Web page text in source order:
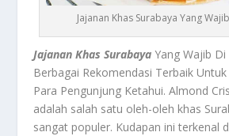
Jajanan Khas Surabaya Yang
Jajanan Khas Surabaya Yang Wajib
Berbagai Rekomendasi Terbaik
Para Pengunjung Ketahui.Almond
adalah salah satu oleh-oleh khas
sangat populer. Kudapan ini terkenal